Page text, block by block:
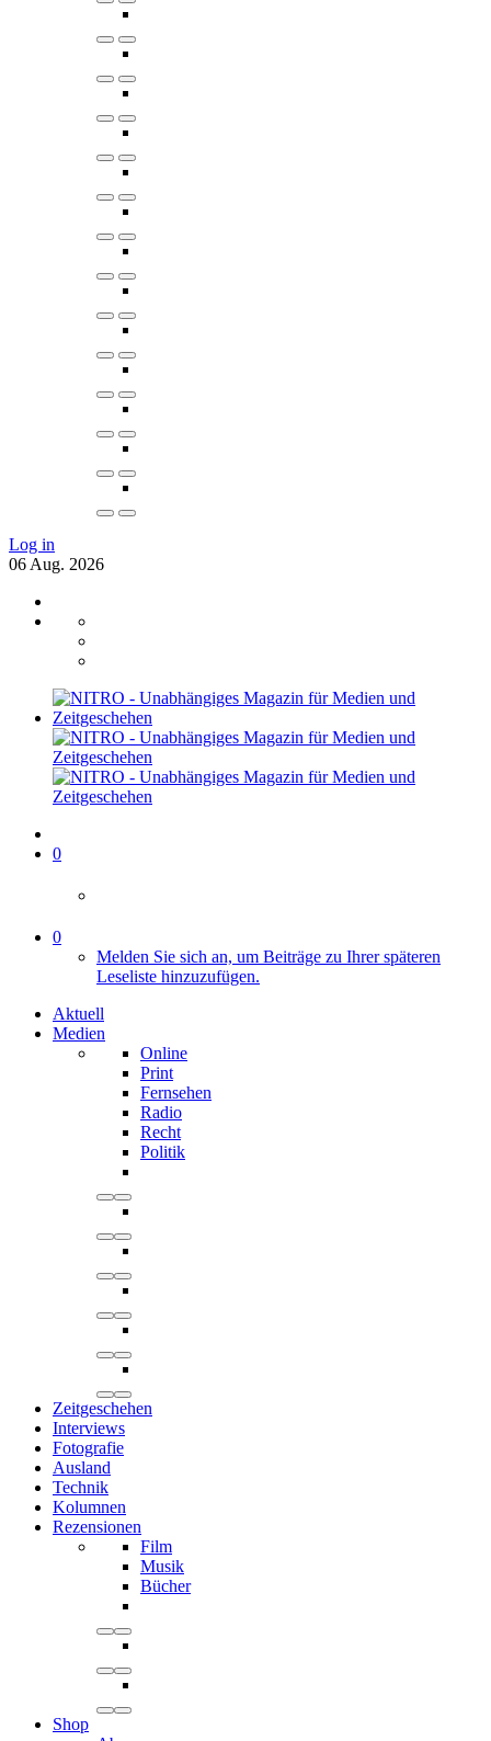
Log in
06 Aug. 2026
0
0
Melden Sie sich an, um Beiträge zu Ihrer späteren
Leseliste hinzuzufügen.
Aktuell
Medien
Online
Print
Fernsehen
Radio
Recht
Politik
Zeitgeschehen
Interviews
Fotografie
Ausland
Technik
Kolumnen
Rezensionen
Film
Musik
Bücher
Shop